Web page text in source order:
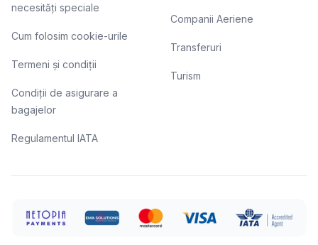
necesități speciale
Cum folosim cookie-urile
Termeni și condiții
Condiții de asigurare a
bagajelor
Regulamentul IATA
Companii Aeriene
Transferuri
Turism